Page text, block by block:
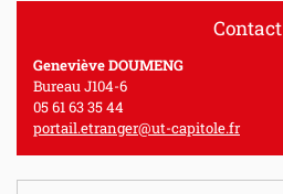
Contact
Geneviève DOUMENG
Bureau J104-6
05 61 63 35 44
portail.etranger@ut-capitole.fr